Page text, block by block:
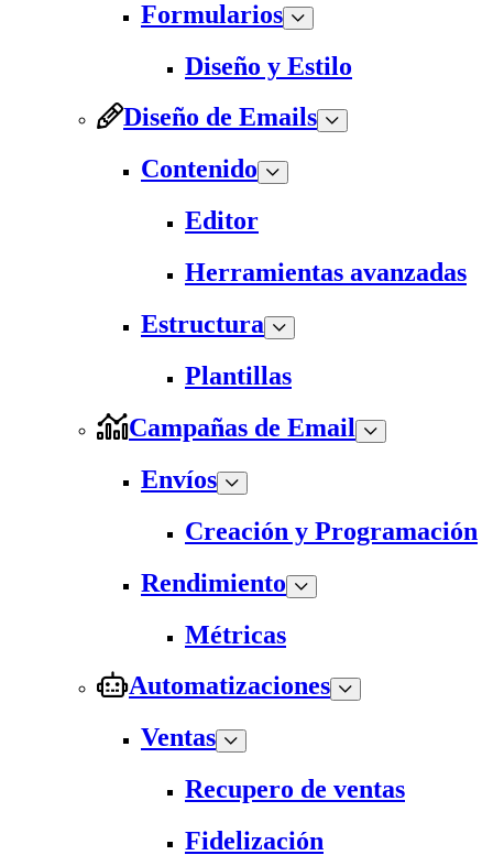
Formularios
Diseño y Estilo
Diseño de Emails
Contenido
Editor
Herramientas avanzadas
Estructura
Plantillas
Campañas de Email
Envíos
Creación y Programación
Rendimiento
Métricas
Automatizaciones
Ventas
Recupero de ventas
Fidelización